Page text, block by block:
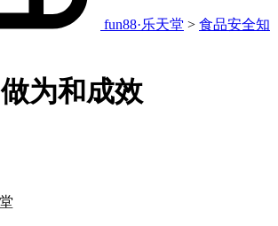
fun88·乐天堂 > 食品安全知
为和成效